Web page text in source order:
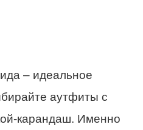
– идеальное
аутфиты с
карандаш. Именно